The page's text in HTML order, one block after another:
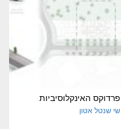
פרדוקס האינקלוסיביות
שי שנטל אטון